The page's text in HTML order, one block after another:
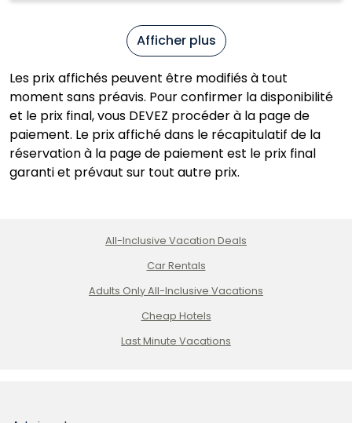
Afficher plus
Les prix affichés peuvent être modifiés à tout
moment sans préavis. Pour confirmer la disponibilité
et le prix final, vous DEVEZ procéder à la page de
paiement. Le prix affiché dans le récapitulatif de la
réservation à la page de paiement est le prix final
garanti et prévaut sur tout autre prix.
All-Inclusive Vacation Deals
Car Rentals
Adults Only All-Inclusive Vacations
Cheap Hotels
Last Minute Vacations